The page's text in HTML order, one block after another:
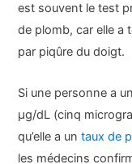
est souvent le test
de plomb, car elle a
par piqûre du doigt.
Si une personne a
µg/dL (cinq
qu’elle a untaux de
les médecins